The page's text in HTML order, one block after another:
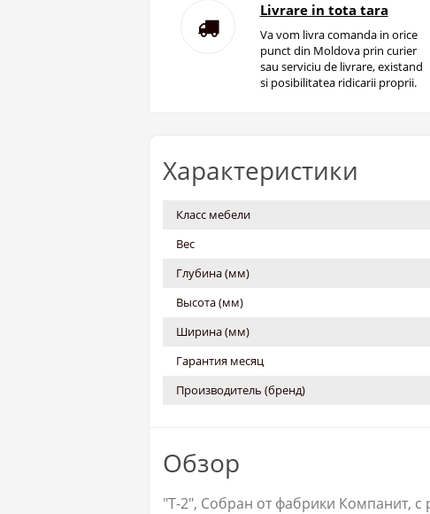
Livrare in tota tara
Va vom livra comanda in orice
punct din Moldova prin curier
sau serviciu de livrare, existand
si posibilitatea ridicarii proprii.
Характеристики
Класс мебели
Вес
Глубина (мм)
Высота (мм)
Ширина (мм)
Гарантия месяц
Производитель (бренд)
Обзор
"Т-2", Собран от фабрики Компанит, с